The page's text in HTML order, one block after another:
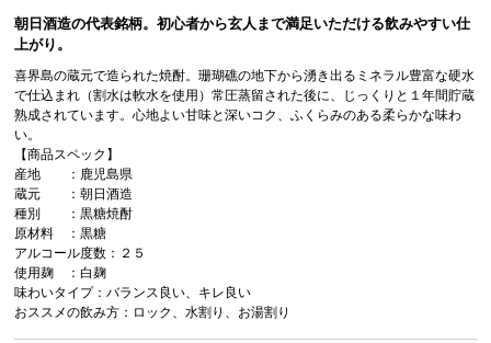
朝日酒造の代表銘柄。初心者から玄人まで満足いただける飲みやすい仕
上がり。
喜界島の蔵元で造られた焼酎。珊瑚礁の地下から湧き出るミネラル豊富な硬水
で仕込まれ（割水は軟水を使用）常圧蒸留された後に、じっくりと１年間貯蔵
熟成されています。心地よい甘味と深いコク、ふくらみのある柔らかな味わ
い。
【商品スペック】
産地 ：鹿児島県
蔵元 ：朝日酒造
種別 ：黒糖焼酎
原材料 ：黒糖
アルコール度数：２５
使用麹 ：白麹
味わいタイプ：バランス良い、キレ良い
おススメの飲み方：ロック、水割り、お湯割り